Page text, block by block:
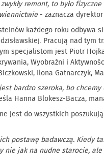
remont, to było
- zaznacza dyrektor
każdego roku odbywa
Pracują nad tym
specjalistom jest Piotr
Wyobraźni i
Ilona Gatnarczyk,
bardzo szeroka, bo
Hanna Blokesz-Bacza,
jest do wszystkich
postawę badawczą. Kiedy
nie jak na nudne starocie,